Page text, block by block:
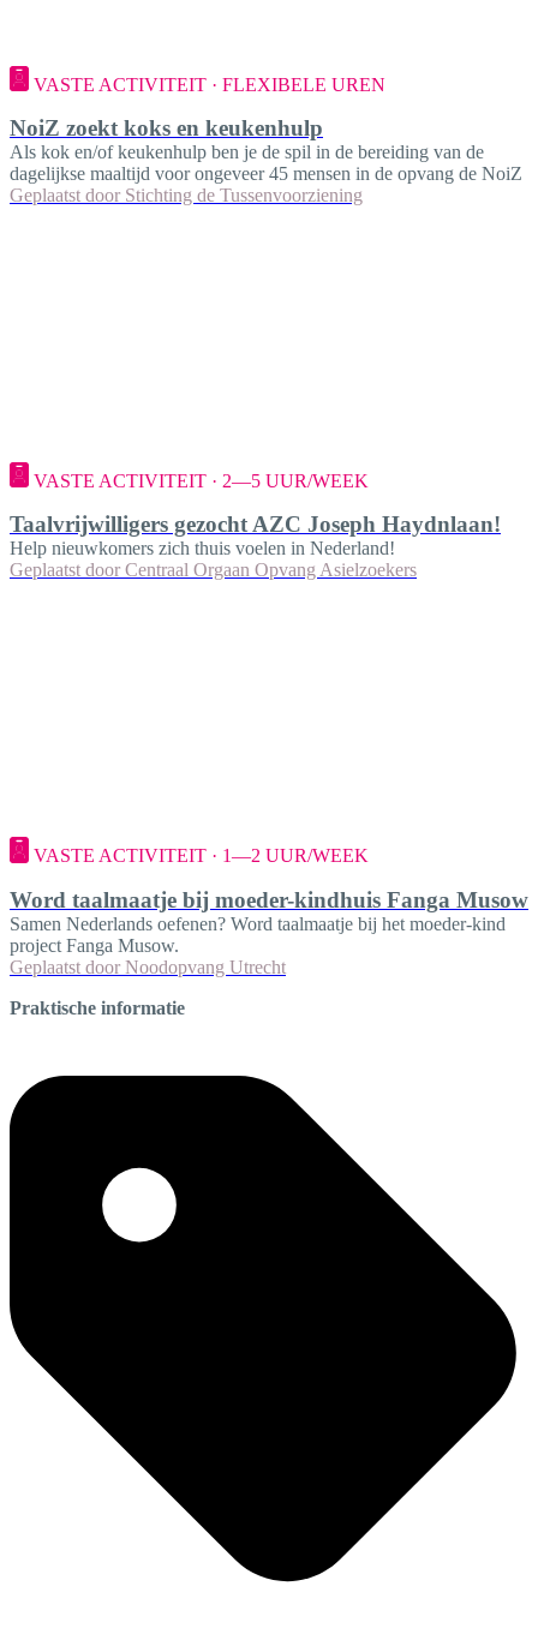
VASTE ACTIVITEIT · FLEXIBELE UREN
NoiZ zoekt koks en keukenhulp
Als kok en/of keukenhulp ben je de spil in de bereiding van de
dagelijkse maaltijd voor ongeveer 45 mensen in de opvang de NoiZ
Geplaatst door Stichting de Tussenvoorziening
VASTE ACTIVITEIT · 2—5 UUR/WEEK
Taalvrijwilligers gezocht AZC Joseph Haydnlaan!
Help nieuwkomers zich thuis voelen in Nederland!
Geplaatst door Centraal Orgaan Opvang Asielzoekers
VASTE ACTIVITEIT · 1—2 UUR/WEEK
Word taalmaatje bij moeder-kindhuis Fanga Musow
Samen Nederlands oefenen? Word taalmaatje bij het moeder-kind
project Fanga Musow.
Geplaatst door Noodopvang Utrecht
Praktische informatie